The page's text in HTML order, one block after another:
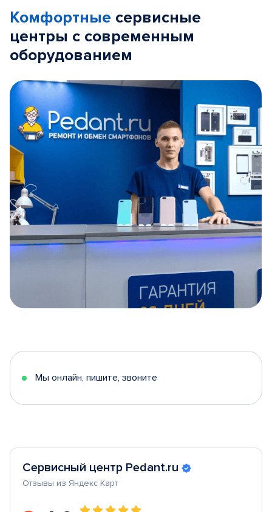
Комфортные сервисные
центры с современным
оборудованием
5
Мы онлайн, пишите, звоните
Сервисный центр Pedant.ru
Отзывы из Яндекс Карт